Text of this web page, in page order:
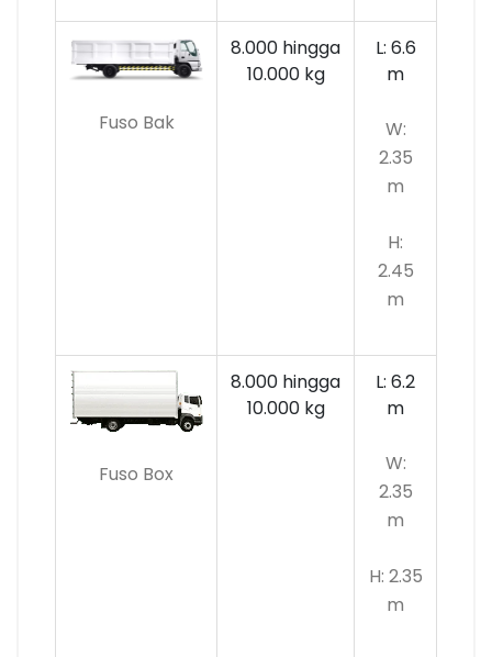
Fuso Bak
8.000 hingga
10.000kg
L: 6.6
m
W:
2.35
m
H:
2.45
m
Fuso Box
8.000 hingga
10.000 kg
L: 6.2
m
W:
2.35
m
H: 2.35
m